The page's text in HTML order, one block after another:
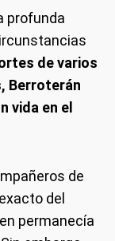
profunda
de varios
Berroterán
vida en el
de
del
permanecía